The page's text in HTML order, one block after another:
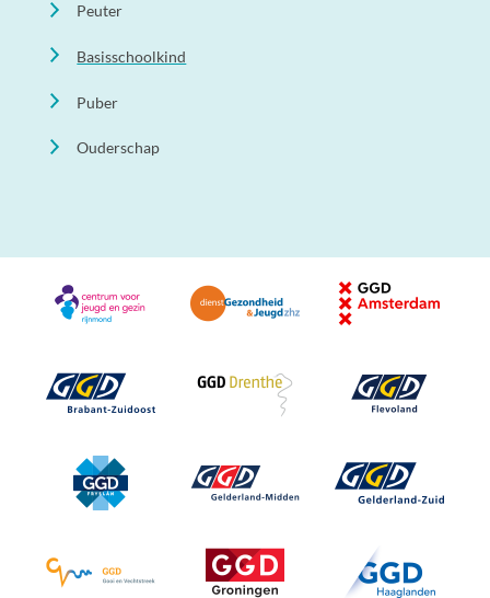
Peuter
Basisschoolkind
Puber
Ouderschap